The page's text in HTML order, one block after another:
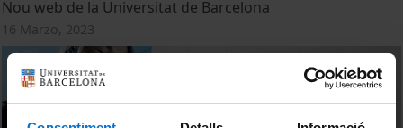
Nou web de la Universitat de Barcelona
16 Marzo, 2023